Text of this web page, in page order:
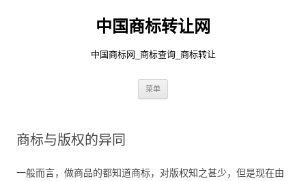
中国商标转让网
中国商标网_商标查询_商标转让
菜单
商标与版权的异同
一般而言，做商品的都知道商标，对版权知之甚少，但是现在由